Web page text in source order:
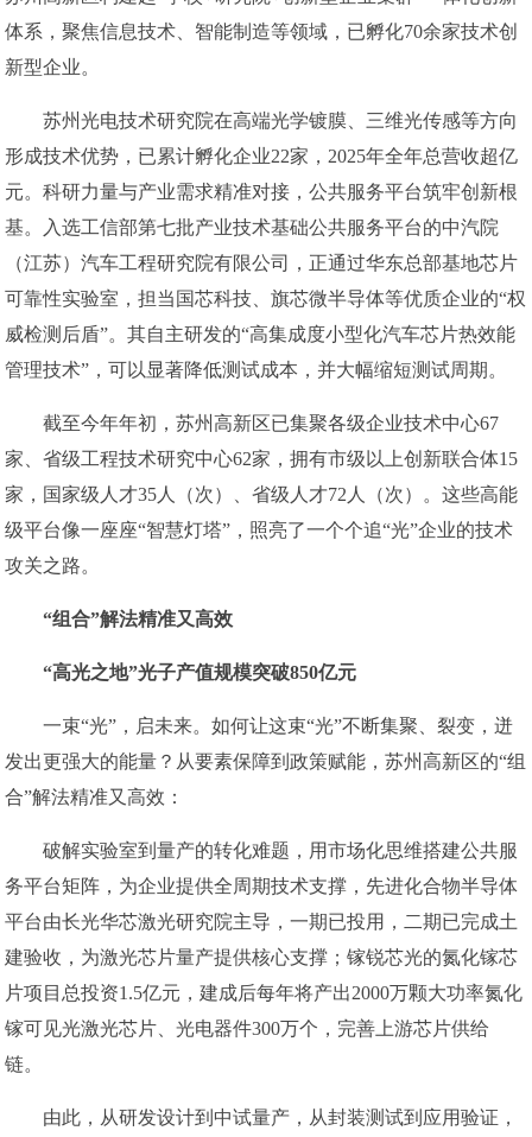
体系，聚焦信息技术、智能制造等领域，已孵化70余家技术创
新型企业。
苏州光电技术研究院在高端光学镀膜、三维光传感等方向
形成技术优势，已累计孵化企业22家，2025年全年总营收超亿
元。科研力量与产业需求精准对接，公共服务平台筑牢创新根
基。入选工信部第七批产业技术基础公共服务平台的中汽院
（江苏）汽车工程研究院有限公司，正通过华东总部基地芯片
可靠性实验室，担当国芯科技、旗芯微半导体等优质企业的“权
威检测后盾”。其自主研发的“高集成度小型化汽车芯片热效能
管理技术”，可以显著降低测试成本，并大幅缩短测试周期。
截至今年年初，苏州高新区已集聚各级企业技术中心67
家、省级工程技术研究中心62家，拥有市级以上创新联合体15
家，国家级人才35人（次）、省级人才72人（次）。这些高能
级平台像一座座“智慧灯塔”，照亮了一个个追“光”企业的技术
攻关之路。
“组合”解法精准又高效
“高光之地”光子产值规模突破850亿元
一束“光”，启未来。如何让这束“光”不断集聚、裂变，迸
发出更强大的能量？从要素保障到政策赋能，苏州高新区的“组
合”解法精准又高效：
破解实验室到量产的转化难题，用市场化思维搭建公共服
务平台矩阵，为企业提供全周期技术支撑，先进化合物半导体
平台由长光华芯激光研究院主导，一期已投用，二期已完成土
建验收，为激光芯片量产提供核心支撑；镓锐芯光的氮化镓芯
片项目总投资1.5亿元，建成后每年将产出2000万颗大功率氮化
镓可见光激光芯片、光电器件300万个，完善上游芯片供给
链。
由此，从研发设计到中试量产，从封装测试到应用验证，